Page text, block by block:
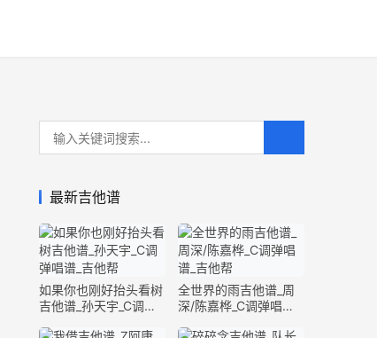
最新吉他谱
如果你也刚好抬头看树
吉他谱_孙天宇_C调弹
全世界的雨吉他谱_周
深/陈嘉桦_C调弹唱谱_